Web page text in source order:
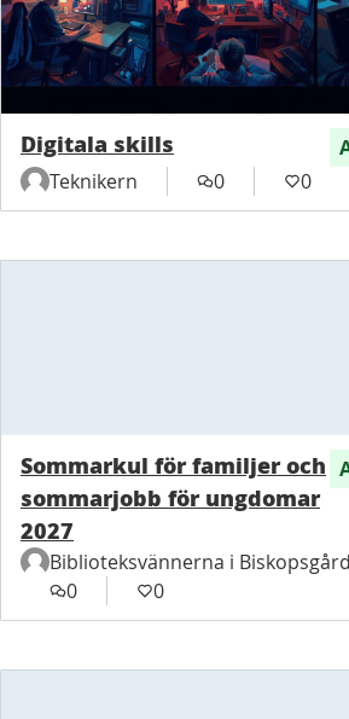
Digitala skills
Teknikern
0 0
Sommarkul för familjer och
sommarjobb för ungdomar
2027
Biblioteksvännerna i
0
0